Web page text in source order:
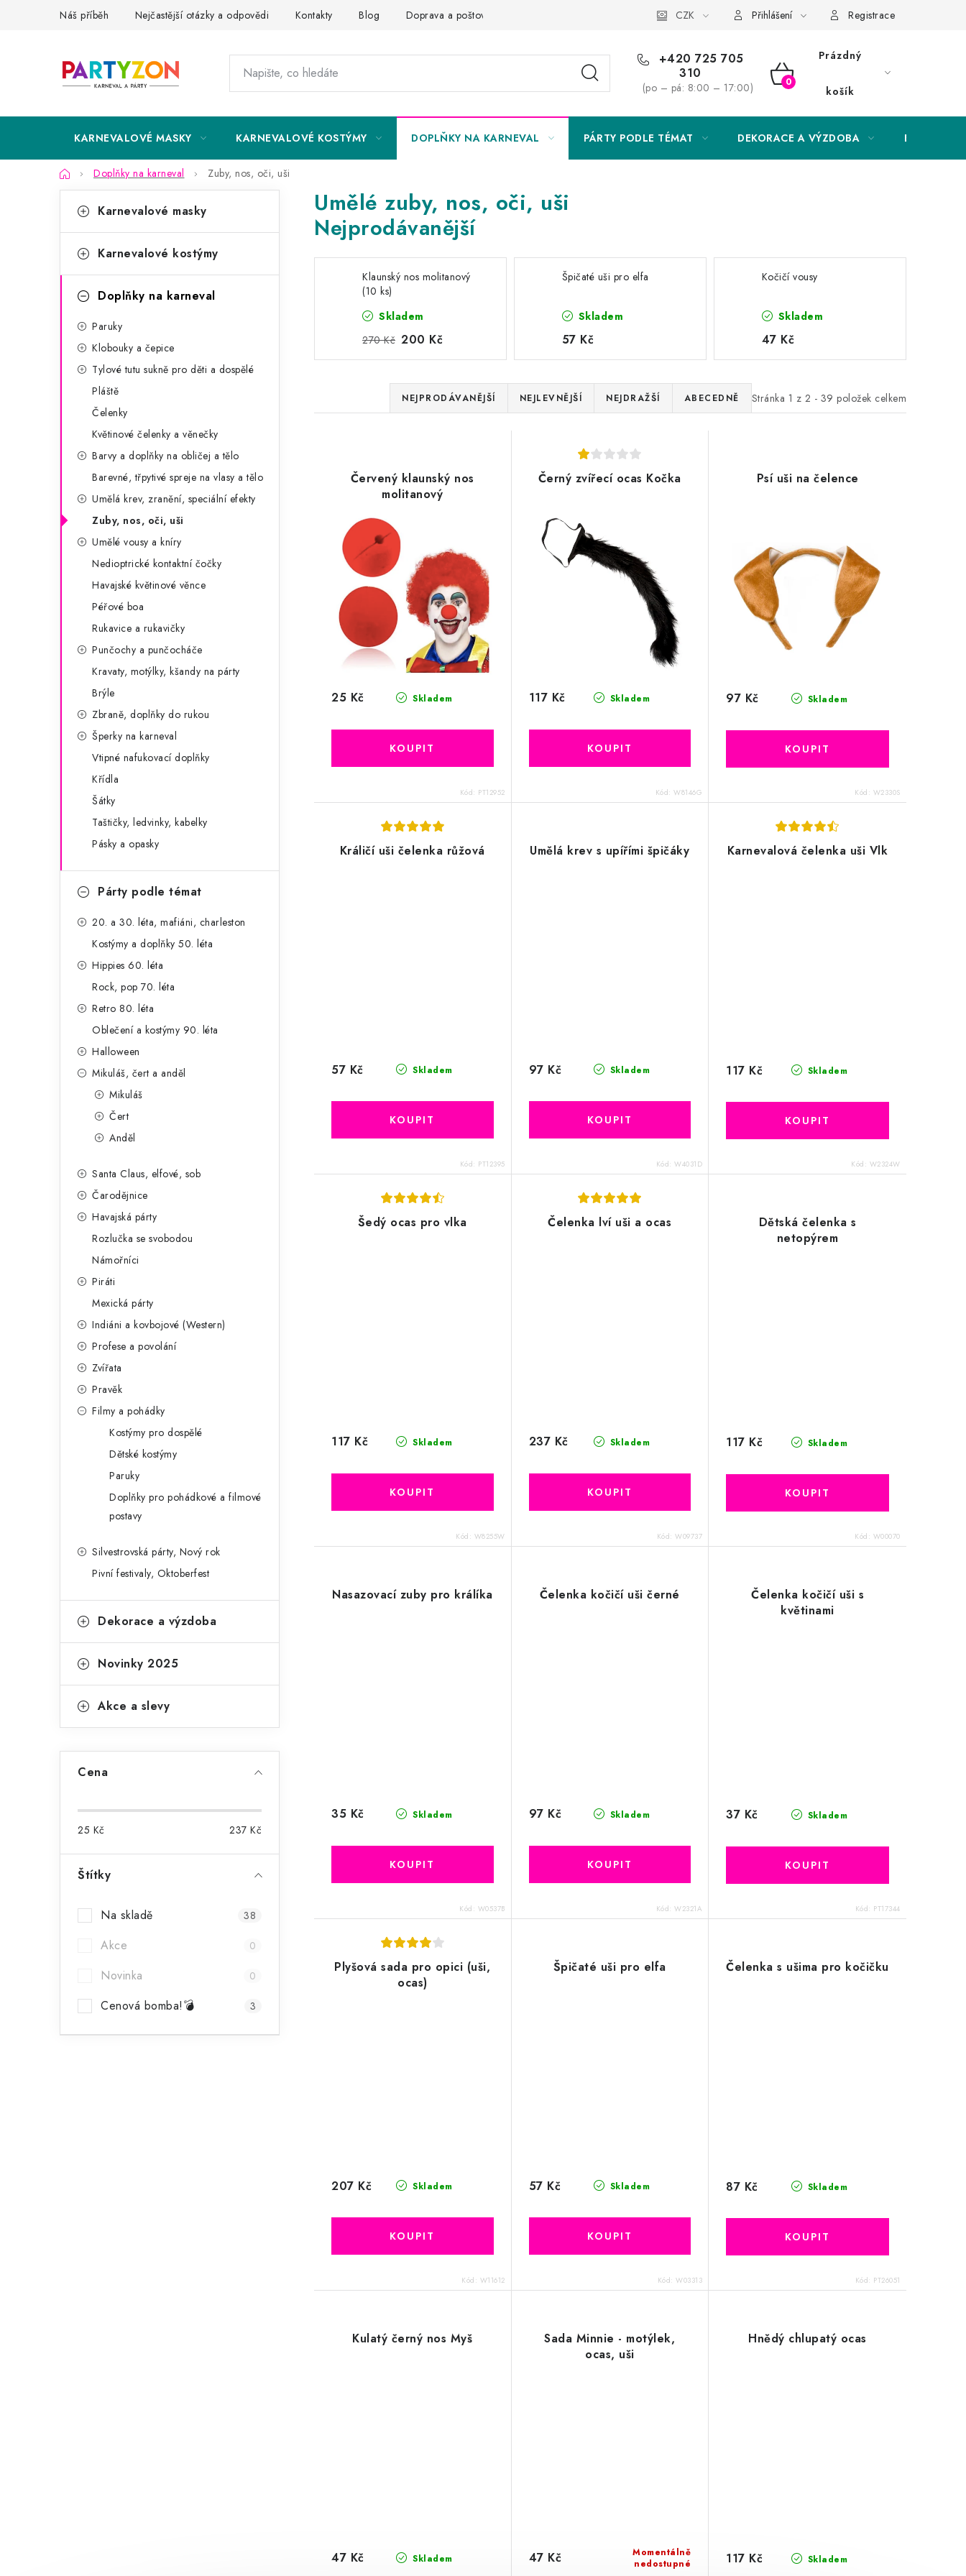
Náš příběh Nejčastější otázky a odpovědi Kontakty Blog Doprava a poštovné Obchodní podmínky Podmínky ochrany osobních údajů
CZK Přihlášení Registrace
+420 725 705
310
(po – pá: 8:00 – 17:00)
NÁKUPNÍ
Prázdný
košík
KARNEVALOVÉ MASKY KARNEVALOVÉ KOSTÝMY DOPLŇKY NA KARNEVAL PÁRTY PODLE TÉMAT DEKORACE A VÝZDOBA
DomůDoplňky na karneval Zuby, nos, oči, uši
o
t
e
kategorie
a
e
Karnevalové masky
Karnevalové kostýmy
Doplňky na karneval
Paruky
Klobouky a čepice
Tylové tutu sukně pro děti a dospělé
Pláště
Čelenky
Květinové čelenky a věnečky
Barvy a doplňky na obličej a tělo
Barevné, třpytivé spreje na vlasy a tělo
Umělá krev, zranění, speciální efekty
Zuby, nos, oči, uši
Umělé vousy a kníry
Nedioptrické kontaktní čočky
Havajské květinové věnce
Péřové boa
Rukavice a rukavičky
Punčochy a punčocháče
Kravaty, motýlky, kšandy na párty
Brýle
Zbraně, doplňky do rukou
Šperky na karneval
Vtipné nafukovací doplňky
Křídla
Šátky
Taštičky, ledvinky, kabelky
Pásky a opasky
Párty podle témat
20. a 30. léta, mafiáni, charleston
Kostýmy a doplňky 50. léta
Hippies 60. léta
Rock, pop 70. léta
Retro 80. léta
Oblečení a kostýmy 90. léta
Halloween
Mikuláš, čert a anděl
Mikuláš
Čert
Anděl
Santa Claus, elfové, sob
Čarodějnice
Havajská párty
Rozlučka se svobodou
Námořníci
Piráti
Mexická párty
Indiáni a kovbojové (Western)
Profese a povolání
Zvířata
Pravěk
Filmy a pohádky
Kostýmy pro dospělé
Dětské kostýmy
Paruky
Doplňky pro pohádkové a filmové
postavy
Silvestrovská párty, Nový rok
Pivní festivaly, Oktoberfest
Dekorace a výzdoba
Novinky 2025
Akce a slevy
Cena
25 Kč 237 Kč
Štítky
Na skladě 38
Akce 0
Novinka 0
Cenová bomba!💣 3
Umělé zuby, nos, oči, uši
Nejprodávanější
Klaunský nos molitanový
(10 ks)
Skladem
270 Kč 200 Kč
Špičaté uši pro elfa
Skladem
57 Kč
Kočičí vousy
Skladem
47 Kč
Stránka 1 z 2 - 39 položek celkem
a
e
n
í
p
r
o
d
u
k
t
ů
NEJPRODÁVANĚJŠÍ NEJLEVNĚJŠÍ NEJDRAŽŠÍ ABECEDNĚ
Červený klaunský nos
molitanový
Skladem
25 Kč
Kód: PT12952
Černý zvířecí ocas Kočka
Skladem
117 Kč
Kód:W8146G
Psí uši na čelence
Skladem
97 Kč
Kód: W2330S
Králičí uši čelenka růžová
Skladem
57 Kč
Kód: PT12395
Umělá krev s upířími špičáky
Skladem
97 Kč
Kód:W4031D
Karnevalová čelenka uši Vlk
Skladem
117 Kč
Kód: W2324W
Šedý ocas pro vlka
Skladem
117 Kč
Kód: W8255W
Čelenka lví uši a ocas
Skladem
237 Kč
Kód:W09737
Dětská čelenka s
netopýrem
Skladem
117 Kč
Kód: W00070
Nasazovací zuby pro králíka
Skladem
35 Kč
Kód: W0537B
Čelenka kočičí uši černé
Skladem
97 Kč
Kód:W2321A
Čelenka kočičí uši s
květinami
Skladem
37 Kč
Kód: PT17344
Plyšová sada pro opici (uši,
ocas)
Skladem
207 Kč
Kód: W11612
Špičaté uši pro elfa
Skladem
57 Kč
Kód:W03313
Čelenka s ušima pro kočičku
Skladem
87 Kč
Kód: PT26051
Kulatý černý nos Myš
Skladem
47 Kč
Sada Minnie - motýlek,
ocas, uši
Momentálně
nedostupné
47 Kč
Hnědý chlupatý ocas
Skladem
117 Kč